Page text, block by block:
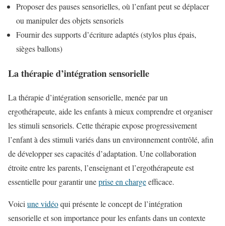
Proposer des pauses sensorielles, où l’enfant peut se déplacer
ou manipuler des objets sensoriels
Fournir des supports d’écriture adaptés (stylos plus épais,
sièges ballons)
La thérapie d’intégration sensorielle
La thérapie d’intégration sensorielle, menée par un
ergothérapeute, aide les enfants à mieux comprendre et organiser
les stimuli sensoriels. Cette thérapie expose progressivement
l’enfant à des stimuli variés dans un environnement contrôlé, afin
de développer ses capacités d’adaptation. Une collaboration
étroite entre les parents, l’enseignant et l’ergothérapeute est
essentielle pour garantir uneprise en chargeefficace.
Voiciune vidéoqui présente le concept de l’intégration
sensorielle et son importance pour les enfants dans un contexte